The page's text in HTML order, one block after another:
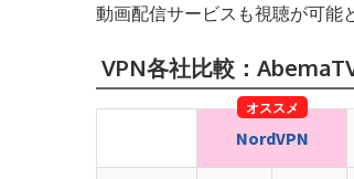
動画配信サービスも視聴が可能
VPN各社比較：
NordVPN